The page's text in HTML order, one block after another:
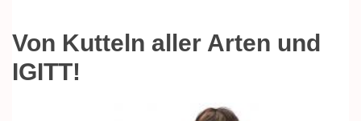
Von Kutteln aller Arten und
IGITT!